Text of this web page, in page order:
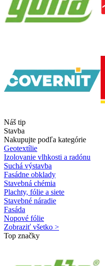
Náš tip
Stavba
Nakupujte podľa kategórie
Geotextílie
Izolovanie vlhkosti a radónu
Suchá výstavba
Fasádne obklady
Stavebná chémia
Plachty, fólie a siete
Stavebné náradie
Fasáda
Nopové fólie
Zobraziť všetko >
Top značky